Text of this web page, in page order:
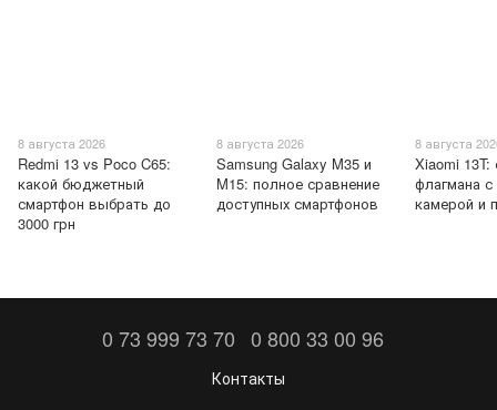
8 августа 2026
Redmi 13 vs Poco C65:
какой бюджетный
смартфон выбрать до
3000 грн
8 августа 2026
Samsung Galaxy M35 и
M15: полное сравнение
доступных смартфонов
8 августа
Xiaomi
флагмана
камерой и
0 73 999 73 70 0 800 33 00 96
Контакты